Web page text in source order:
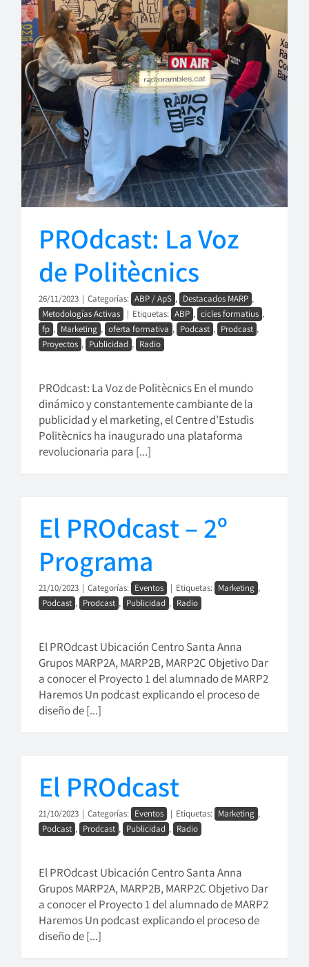
PROdcast: La Voz
de Politècnics
26/11/2023 | Categorías: ABP / ApS , Destacados MARP ,
Metodologías Activas
| Etiquetas: ABP , cicles formatius ,
fp , Marketing , oferta formativa , Podcast , Prodcast ,
Proyectos , Publicidad , Radio
PROdcast: La Voz de Politècnics En el mundo
dinámico y constantemente cambiante de la
publicidad y el marketing, el Centre d’Estudis
Politècnics ha inaugurado una plataforma
revolucionaria para [...]
El PROdcast – 2º
Programa
21/10/2023 | Categorías: Eventos | Etiquetas: Marketing ,
Podcast , Prodcast , Publicidad , Radio
El PROdcast Ubicación Centro Santa Anna
Grupos MARP2A, MARP2B, MARP2C Objetivo Dar
a conocer el Proyecto 1 del alumnado de MARP2
Haremos Un podcast explicando el proceso de
diseño de [...]
El PROdcast
21/10/2023 | Categorías: Eventos | Etiquetas: Marketing ,
Podcast , Prodcast , Publicidad , Radio
El PROdcast Ubicación Centro Santa Anna
Grupos MARP2A, MARP2B, MARP2C Objetivo Dar
a conocer el Proyecto 1 del alumnado de MARP2
Haremos Un podcast explicando el proceso de
diseño de [...]